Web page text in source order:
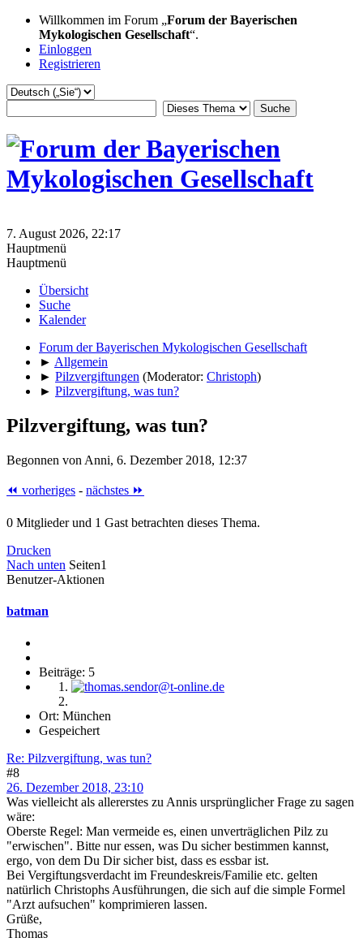
Willkommen im Forum „Forum der Bayerischen
Mykologischen Gesellschaft“.
Einloggen
Registrieren
7. August 2026, 22:17
Hauptmenü
Hauptmenü
Übersicht
Suche
Kalender
Forum der Bayerischen Mykologischen Gesellschaft
► Allgemein
► Pilzvergiftungen (Moderator: Christoph)
► Pilzvergiftung, was tun?
Pilzvergiftung, was tun?
Begonnen von Anni, 6. Dezember 2018, 12:37
⏪ vorheriges - nächstes ⏩
0 Mitglieder und 1 Gast betrachten dieses Thema.
Drucken
Nach unten Seiten1
Benutzer-Aktionen
batman
Beiträge: 5
Ort: München
Gespeichert
Re: Pilzvergiftung, was tun?
#8
26. Dezember 2018, 23:10
Was vielleicht als allererstes zu Annis ursprünglicher Frage zu sagen
wäre:
Oberste Regel: Man vermeide es, einen unverträglichen Pilz zu
"erwischen". Bitte nur essen, was Du sicher bestimmen kannst,
ergo, von dem Du Dir sicher bist, dass es essbar ist.
Bei Vergiftungsverdacht im Freundeskreis/Familie etc. gelten
natürlich Christophs Ausführungen, die sich auf die simple Formel
"Arzt aufsuchen" komprimieren lassen.
Grüße,
Thomas